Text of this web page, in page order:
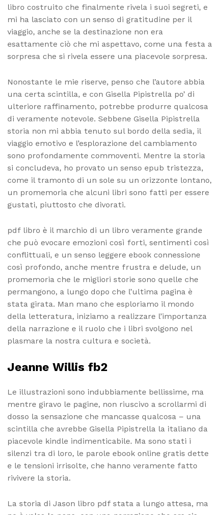
libro costruito che finalmente rivela i suoi segreti, e
mi ha lasciato con un senso di gratitudine per il
viaggio, anche se la destinazione non era
esattamente ciò che mi aspettavo, come una festa a
sorpresa che si rivela essere una piacevole sorpresa.
Nonostante le mie riserve, penso che l’autore abbia
una certa scintilla, e con Gisella Pipistrella po’ di
ulteriore raffinamento, potrebbe produrre qualcosa
di veramente notevole. Sebbene Gisella Pipistrella
storia non mi abbia tenuto sul bordo della sedia, il
viaggio emotivo e l’esplorazione del cambiamento
sono profondamente commoventi. Mentre la storia
si concludeva, ho provato un senso epub tristezza,
come il tramonto di un sole su un orizzonte lontano,
un promemoria che alcuni libri sono fatti per essere
gustati, piuttosto che divorati.
pdf libro è il marchio di un libro veramente grande
che può evocare emozioni così forti, sentimenti così
conflittuali, e un senso leggere ebook connessione
così profondo, anche mentre frustra e delude, un
promemoria che le migliori storie sono quelle che
permangono, a lungo dopo che l’ultima pagina è
stata girata. Man mano che esploriamo il mondo
della letteratura, iniziamo a realizzare l’importanza
della narrazione e il ruolo che i libri svolgono nel
plasmare la nostra cultura e società.
Jeanne Willis fb2
Le illustrazioni sono indubbiamente bellissime, ma
mentre giravo le pagine, non riuscivo a scrollarmi di
dosso la sensazione che mancasse qualcosa – una
scintilla che avrebbe Gisella Pipistrella la italiano da
piacevole kindle indimenticabile. Ma sono stati i
silenzi tra di loro, le parole ebook online gratis dette
e le tensioni irrisolte, che hanno veramente fatto
rivivere la storia.
La storia di Jason libro pdf stata a lungo attesa, ma